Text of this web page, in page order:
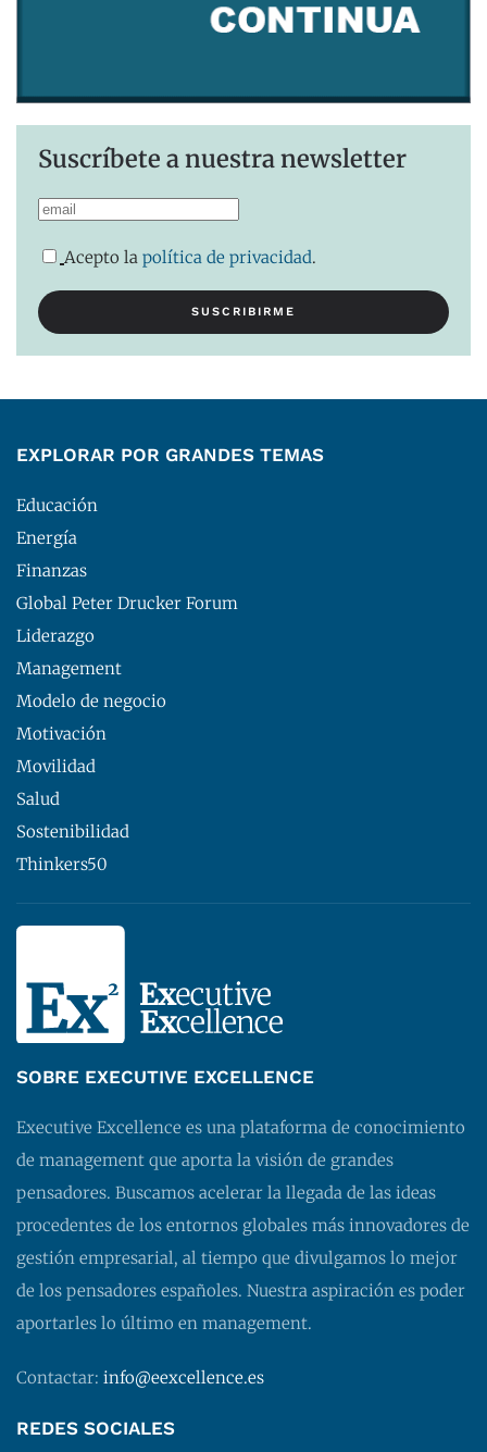
Suscríbete a nuestra newsletter
Acepto la política de privacidad.
EXPLORAR POR GRANDES TEMAS
Educación
Energía
Finanzas
Global Peter Drucker Forum
Liderazgo
Management
Modelo de negocio
Motivación
Movilidad
Salud
Sostenibilidad
Thinkers50
SOBRE EXECUTIVE EXCELLENCE
Executive Excellence es una plataforma de conocimiento
de management que aporta la visión de grandes
pensadores. Buscamos acelerar la llegada de las ideas
procedentes de los entornos globales más innovadores de
gestión empresarial, al tiempo que divulgamos lo mejor
de los pensadores españoles. Nuestra aspiración es poder
aportarles lo último en management.
Contactar: info@eexcellence.es
REDES SOCIALES